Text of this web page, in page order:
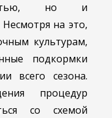
но и
на это,
культурам,
подкормки
всего сезона.
процедур
со схемой